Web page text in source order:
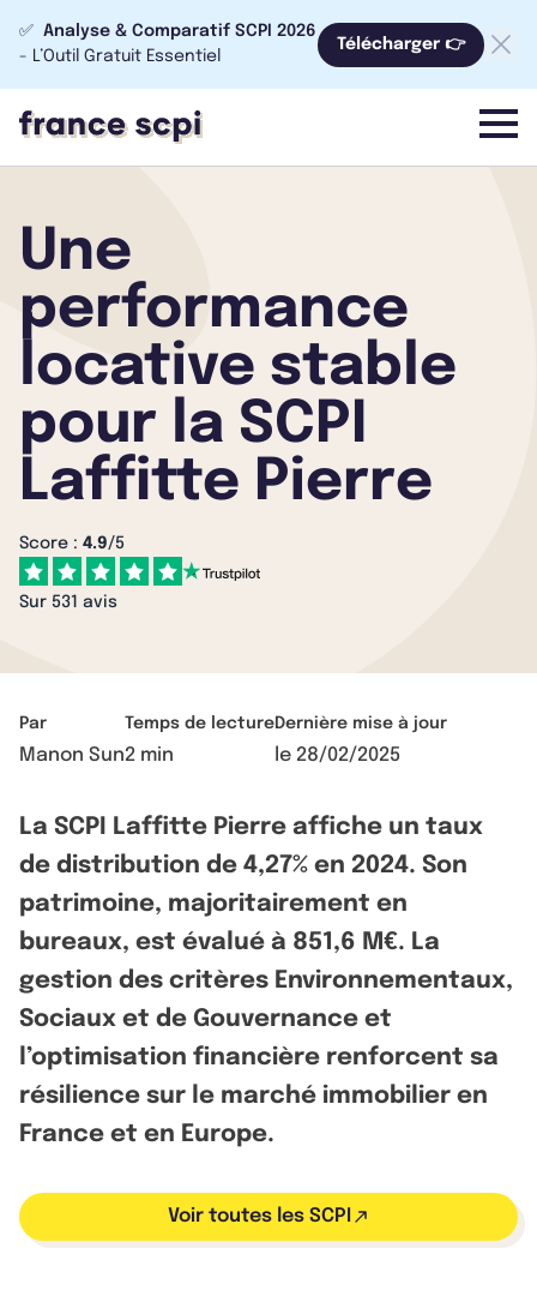
✅ Analyse & Comparatif SCPI 2026
- L’Outil Gratuit Essentiel
Télécharger 👉
menu
Une
performance
locative stable
pour la SCPI
Laffitte Pierre
Score : 4.9/5
Sur 531 avis
Par
Manon Sun
Temps de lecture
2 min
Dernière mise à jour
le 28/02/2025
La SCPI Laffitte Pierre affiche un taux
de distribution de 4,27% en 2024. Son
patrimoine, majoritairement en
bureaux, est évalué à 851,6 M€. La
gestion des critères Environnementaux,
Sociaux et de Gouvernance et
l’optimisation financière renforcent sa
résilience sur le marché immobilier en
France et en Europe.
Voir toutes les SCPI